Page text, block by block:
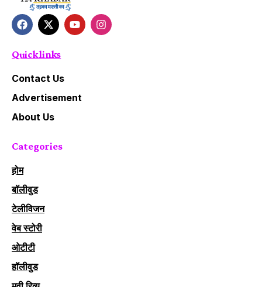
Quick links
Contact Us
Advertisement
About Us
Categories
होम
बॉलीवुड
टेलीविजन
वेब स्टोरी
ओटीटी
हॉलीवुड